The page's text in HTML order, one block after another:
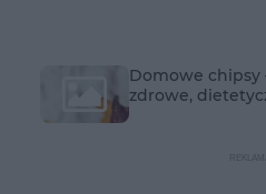
Domowe chipsy
zdrowe,